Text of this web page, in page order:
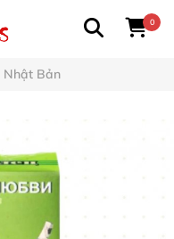
0
Nhật Bản